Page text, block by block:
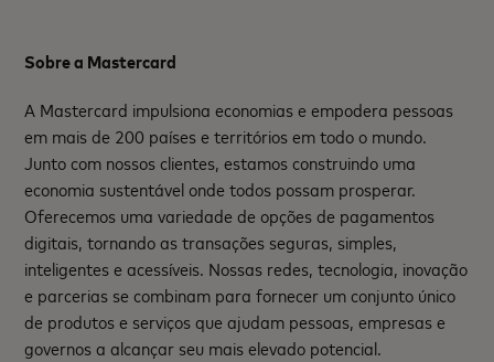
Sobre a Mastercard
A Mastercard impulsiona economias e empodera pessoas
em mais de 200 países e territórios em todo o mundo.
Junto com nossos clientes, estamos construindo uma
economia sustentável onde todos possam prosperar.
Oferecemos uma variedade de opções de pagamentos
digitais, tornando as transações seguras, simples,
inteligentes e acessíveis. Nossas redes, tecnologia, inovação
e parcerias se combinam para fornecer um conjunto único
de produtos e serviços que ajudam pessoas, empresas e
governos a alcançar seu mais elevado potencial.